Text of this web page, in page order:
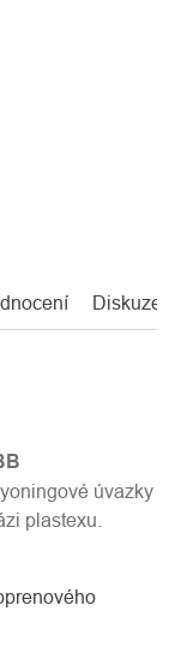
Diskuze
úvazky
plastexu.